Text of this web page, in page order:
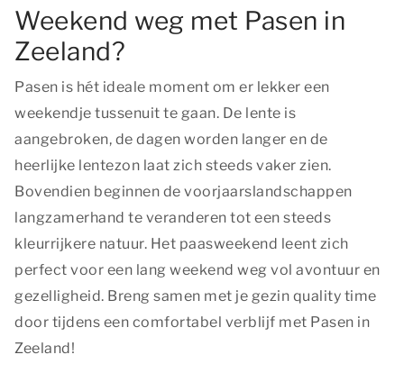
Weekend weg met Pasen in
Zeeland?
Pasen is hét ideale moment om er lekker een
weekendje tussenuit te gaan. De lente is
aangebroken, de dagen worden langer en de
heerlijke lentezon laat zich steeds vaker zien.
Bovendien beginnen de voorjaarslandschappen
langzamerhand te veranderen tot een steeds
kleurrijkere natuur. Het paasweekend leent zich
perfect voor een lang weekend weg vol avontuur en
gezelligheid. Breng samen met je gezin quality time
door tijdens een comfortabel verblijf met Pasen in
Zeeland!